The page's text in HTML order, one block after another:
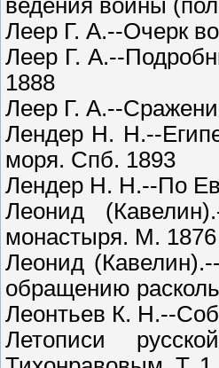
ведения войны
Леер Г. А.--Очерк
Леер Г. А.--
1888
Леер Г. А.--
Лендер Н. Н.--
моря. Спб. 1893
Лендер Н. Н.--По
Леонид
монастыря. М. 1876
Леонид
обращению
Леонтьев К. Н.--
Летописи